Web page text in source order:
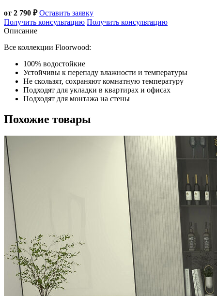
от 2 790 ₽Оставить заявку
Получить консультацию Получить консультацию
Описание
Все коллекции Floorwood:
100% водостойкие
Устойчивы к перепаду влажности и температуры
Не скользят, сохраняют комнатную температуру
Подходят для укладки в квартирах и офисах
Подходят для монтажа на стены
Похожие товары